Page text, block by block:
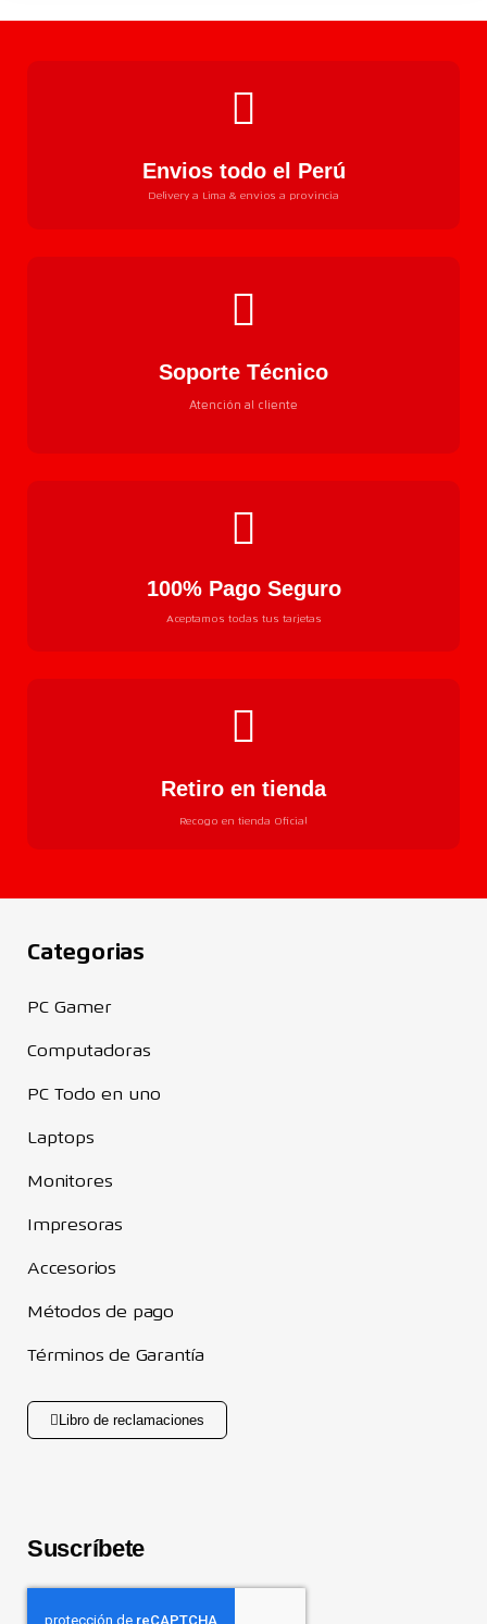
Envios todo el Perú
Delivery a Lima & envios a provincia
Soporte Técnico
Atención al cliente
100% Pago Seguro
Aceptamos todas tus tarjetas
Retiro en tienda
Recogo en tienda Oficial
Categorias
PC Gamer
Computadoras
PC Todo en uno
Laptops
Monitores
Impresoras
Accesorios
Métodos de pago
Términos de Garantía
Libro de reclamaciones
Suscríbete